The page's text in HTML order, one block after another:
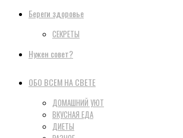
Береги здоровье
СЕКРЕТЫ
Нужен совет?
ОБО ВСЕМ НА СВЕТЕ
ДОМАШНИЙ УЮТ
ВКУСНАЯ ЕДА
ДИЕТЫ